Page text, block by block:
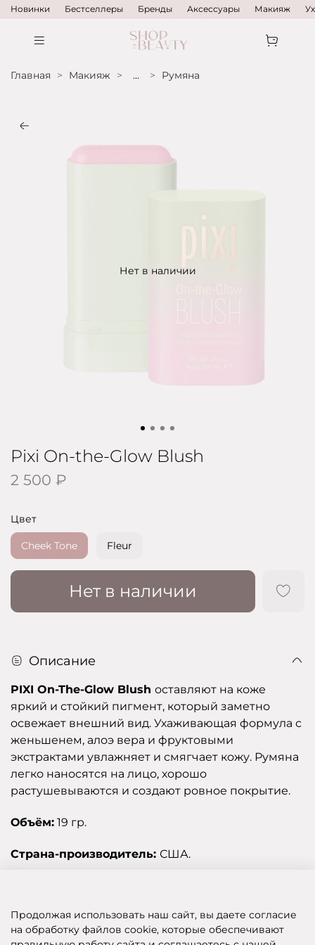
Новинки Бестселлеры Бренды Аксессуары Макияж
Главная Макияж ... Румяна
Нет в наличии
Pixi On-the-Glow Blush
2 500 ₽
Нет в наличии
Цвет
Cheek Tone Fleur
Описание
PIXI On-The-Glow Blush оставляют на коже
яркий и стойкий пигмент, который заметно
освежает внешний вид. Ухаживающая формула с
женьшенем, алоэ вера и фруктовыми
экстрактами увлажняет и смягчает кожу. Румяна
легко наносятся на лицо, хорошо
растушевываются и создают ровное покрытие.
Объём: 19 гр.
Страна-производитель: США.
Продолжая использовать наш сайт, вы даете согласие
на обработку файлов cookie, которые обеспечивают